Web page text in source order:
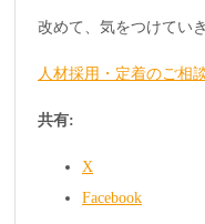
改めて、気をつけてい
人材採用・定着のご相
共有:
X
Facebook